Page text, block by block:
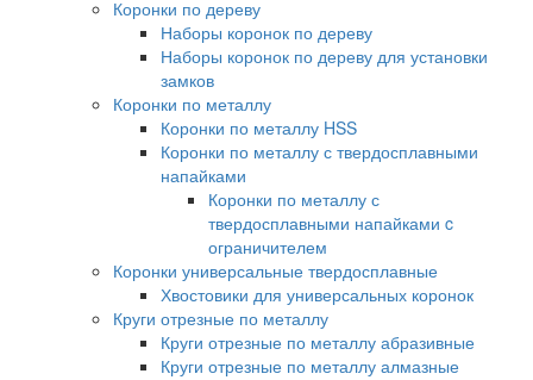
Коронки по дереву
Наборы коронок по дереву
Наборы коронок по дереву для установки
замков
Коронки по металлу
Коронки по металлу HSS
Коронки по металлу с твердосплавными
напайками
Коронки по металлу с
твердосплавными напайками c
ограничителем
Коронки универсальные твердосплавные
Хвостовики для универсальных коронок
Круги отрезные по металлу
Круги отрезные по металлу абразивные
Круги отрезные по металлу алмазные